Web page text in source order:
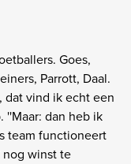
Goes,
Parrott, Daal.
dat vind ik echt een
''Maar: dan heb ik
team functioneert
winst te